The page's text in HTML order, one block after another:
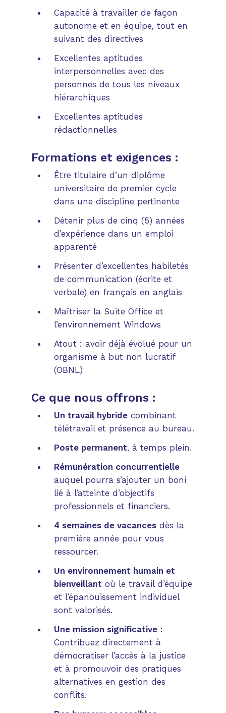
Capacité à travailler de façon
autonome et en équipe, tout en
suivant des directives
Excellentes aptitudes
interpersonnelles avec des
personnes de tous les niveaux
hiérarchiques
Excellentes aptitudes
rédactionnelles
Formations et exigences :
Être titulaire d’un diplôme
universitaire de premier cycle
dans une discipline pertinente
Détenir plus de cinq (5) années
d’expérience dans un emploi
apparenté
Présenter d’excellentes habiletés
de communication (écrite et
verbale) en français en anglais
Maîtriser la Suite Office et
l’environnement Windows
Atout : avoir déjà évolué pour un
organisme à but non lucratif
(OBNL)
Ce que nous offrons :
Un travail hybridecombinant
télétravail et présence au bureau.
Poste permanent, à temps plein.
Rémunération concurrentielle
auquel pourra s’ajouter un boni
lié à l’atteinte d’objectifs
professionnels et financiers.
4 semaines de vacancesdès la
première année pour vous
ressourcer.
Un environnement humain et
bienveillant où le travail d’équipe
et l’épanouissement individuel
sont valorisés.
Une mission significative:
Contribuez directement à
démocratiser l’accès à la justice
et à promouvoir des pratiques
alternatives en gestion des
conflits.